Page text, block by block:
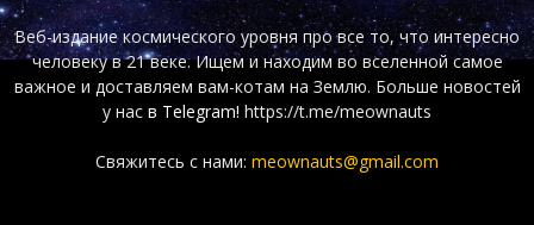
Веб-издание космического уровня про все то, что интересно
человеку в 21 веке. Ищем и находим во вселенной самое
важное и доставляем вам-котам на Землю. Больше новостей
у нас в Telegram! https://t.me/meownauts
Свяжитесь с нами: meownauts@gmail.com